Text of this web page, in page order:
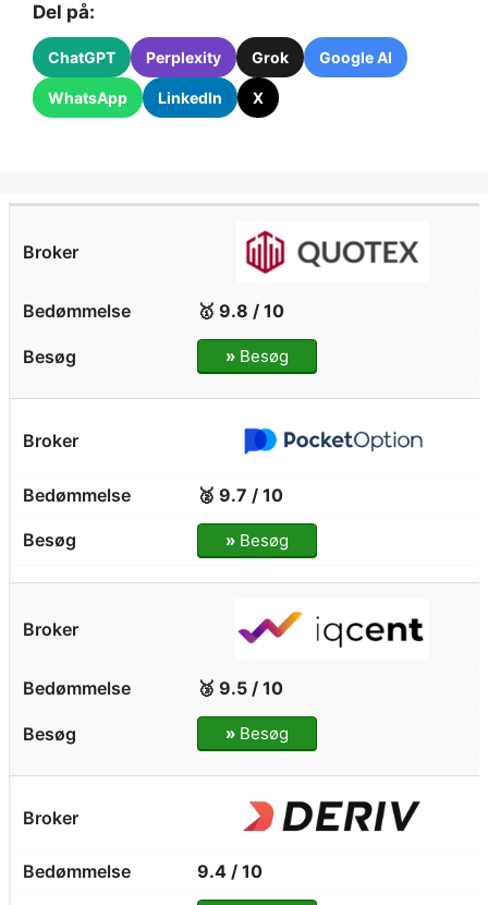
Del på:
ChatGPT Perplexity Grok Google AI
WhatsApp LinkedIn X
🥇 9.8 / 10
»Besøg
🥈 9.7 / 10
»Besøg
🥉 9.5 / 10
»Besøg
9.4 / 10